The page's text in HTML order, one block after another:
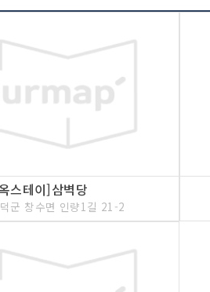
스테이]삼벽당
군 창수면 인량1길 21-2